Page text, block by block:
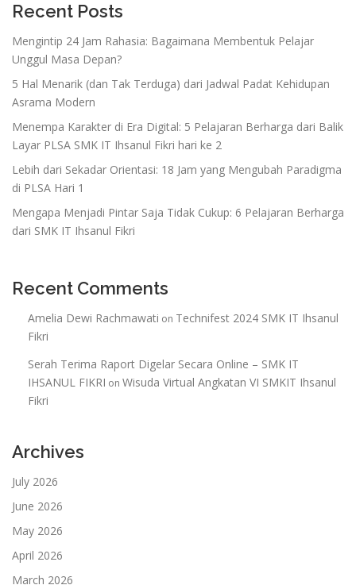
Recent Posts
Mengintip 24 Jam Rahasia: Bagaimana Membentuk Pelajar
Unggul Masa Depan?
5 Hal Menarik (dan Tak Terduga) dari Jadwal Padat Kehidupan
Asrama Modern
Menempa Karakter di Era Digital: 5 Pelajaran Berharga dari Balik
Layar PLSA SMK IT Ihsanul Fikri hari ke 2
Lebih dari Sekadar Orientasi: 18 Jam yang Mengubah Paradigma
di PLSA Hari 1
Mengapa Menjadi Pintar Saja Tidak Cukup: 6 Pelajaran Berharga
dari SMK IT Ihsanul Fikri
Recent Comments
Amelia Dewi Rachmawati on Technifest 2024 SMK IT Ihsanul
Fikri
Serah Terima Raport Digelar Secara Online – SMK IT
IHSANUL FIKRI on Wisuda Virtual Angkatan VI SMKIT Ihsanul
Fikri
Archives
July 2026
June 2026
May 2026
April 2026
March 2026